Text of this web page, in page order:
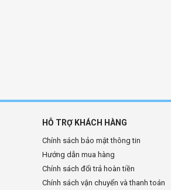
HỖ TRỢ KHÁCH HÀNG
Chính sách bảo mật thông tin
Hướng dẫn mua hàng
Chính sách đổi trả hoàn tiền
Chính sách vận chuyển và thanh toán